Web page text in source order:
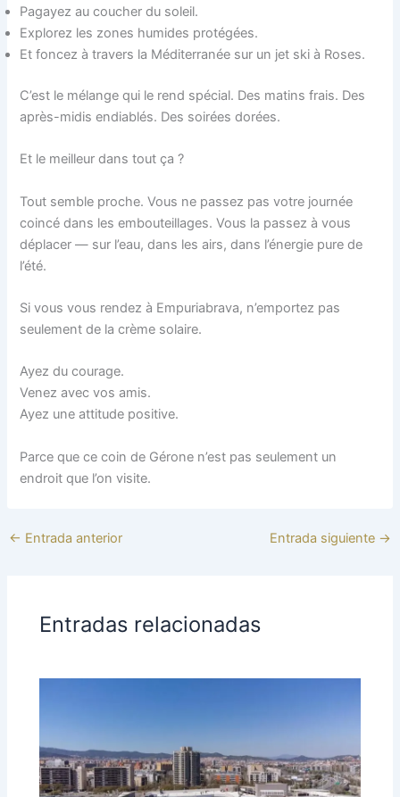
Pagayez au coucher du soleil.
Explorez les zones humides protégées.
Et foncez à travers la Méditerranée sur un jet ski à Roses.
C’est le mélange qui le rend spécial. Des matins frais. Des
après-midis endiablés. Des soirées dorées.
Et le meilleur dans tout ça ?
Tout semble proche. Vous ne passez pas votre journée
coincé dans les embouteillages. Vous la passez à vous
déplacer — sur l’eau, dans les airs, dans l’énergie pure de
l’été.
Si vous vous rendez à Empuriabrava, n’emportez pas
seulement de la crème solaire.
Ayez du courage.
Venez avec vos amis.
Ayez une attitude positive.
Parce que ce coin de Gérone n’est pas seulement un
endroit que l’on visite.
← Entrada anterior Entrada siguiente →
Entradas relacionadas